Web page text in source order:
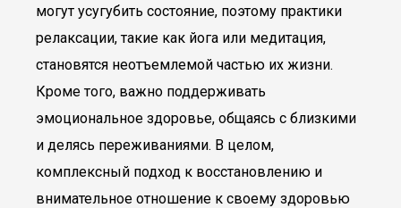
могут усугубить состояние, поэтому практики
релаксации, такие как йога или медитация,
становятся неотъемлемой частью их жизни.
Кроме того, важно поддерживать
эмоциональное здоровье, общаясь с близкими
и делясь переживаниями. В целом,
комплексный подход к восстановлению и
внимательное отношение к своему здоровью